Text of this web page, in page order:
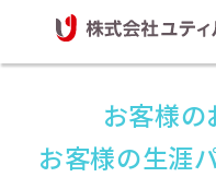
お客様
お客様の生涯